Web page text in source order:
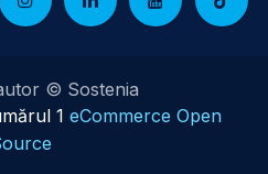
© Sostenia
1 eCommerce Open